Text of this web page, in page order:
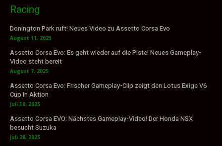
Racing
Donington Park ruft! Neues Video zu Assetto Corsa Evo
August 11, 2025
Assetto Corsa Evo: Es geht wieder auf die Piste! Neues Gameplay-
Video steht bereit
August 7, 2025
Assetto Corsa Evo: Frischer Gameplay-Clip zeigt den Lotus Exige V6
Cup in Aktion
Juli 30, 2025
Assetto Corsa EVO: Nächstes Gameplay-Video! Der Honda NSX
besucht Suzuka
Juli 28, 2025